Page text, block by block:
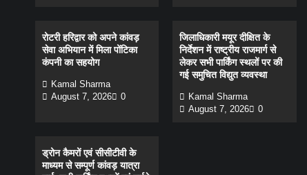
रोटरी हरिद्वार को अपने कांवड़
सेवा अभियान में मिला पोंटिका
कंपनी का सहयोग
Kamal Sharma
August 7, 2026
0
जिलाधिकारी मयूर दीक्षित के
निर्देशन में राष्ट्रीय राजमार्ग से
लेकर सभी पार्किंग स्थलों पर की
गई समुचित विद्युत व्यवस्था
Kamal Sharma
August 7, 2026
0
ड्रोन कैमरों एवं सीसीटीवी के
माध्यम से सम्पूर्ण कांवड़ यात्रा